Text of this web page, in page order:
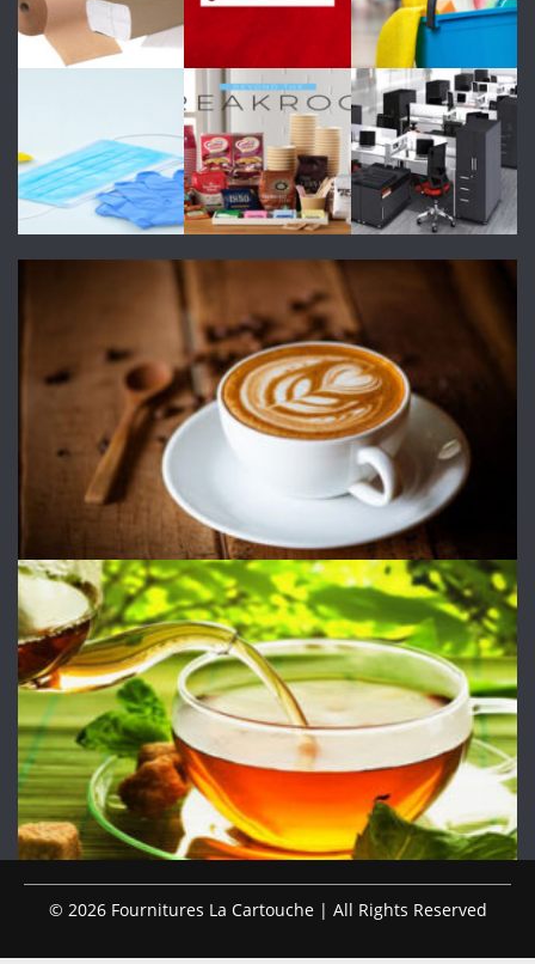
© 2026 Fournitures La Cartouche | All Rights Reserved